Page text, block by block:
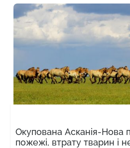
Окупована Асканія-Нова
пожежі, втрату тварин і